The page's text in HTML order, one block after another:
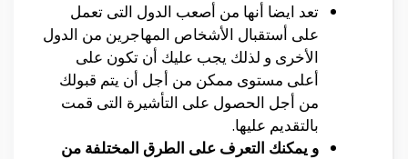
تعد ايضا أنها من أصعب الدول التى تعمل
على أستقبال الأشخاص المهاجرين من الدول
الأخرى و لذلك يجب عليك أن تكون على
أعلى مستوى ممكن من أجل أن يتم قبولك
من أجل الحصول على التأشيرة التى قمت
بالتقديم عليها.
و يمكنك التعرف على الطرق المختلفة من